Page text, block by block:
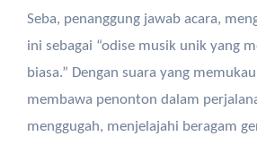
Seba, penanggung jawab acara,
ini sebagai “odise musik unik yang
biasa.” Dengan suara yang
membawa penonton dalam
menggugah, menjelajahi beragam